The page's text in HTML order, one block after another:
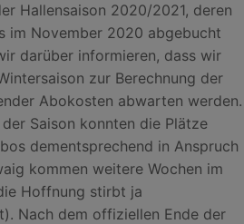
Hallensaison 2020/2021, deren
im November 2020 abgebucht
darüber informieren, dass wir
zur Berechnung der
Abokosten abwarten werden.
Saison konnten die Plätze
dementsprechend in Anspruch
kommen weitere Wochen im
Hoffnung stirbt ja
Nach dem offiziellen Ende der